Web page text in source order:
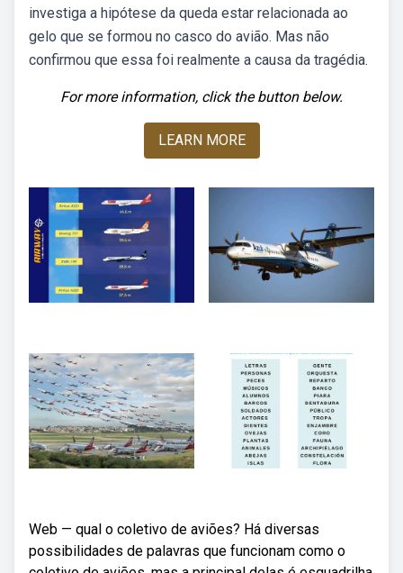
investiga a hipótese da queda estar relacionada ao
gelo que se formou no casco do avião. Mas não
confirmou que essa foi realmente a causa da tragédia.
For more information, click the button below.
LEARN MORE
Web — qual o coletivo de aviões? Há diversas
possibilidades de palavras que funcionam como o